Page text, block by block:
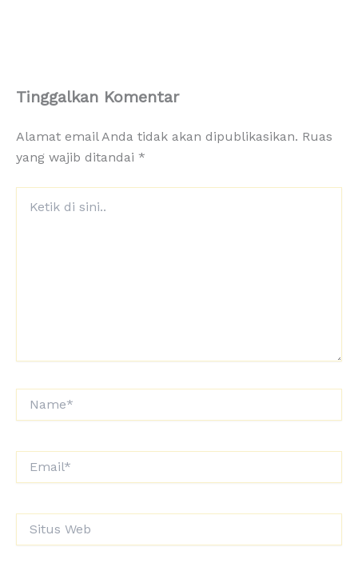
Tinggalkan Komentar
Alamat email Anda tidak akan dipublikasikan. Ruas
yang wajib ditandai *
Web